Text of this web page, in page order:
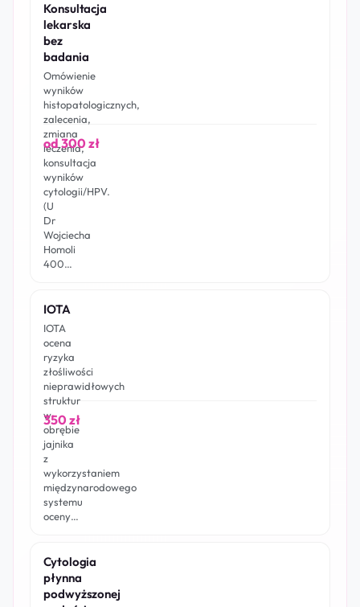
Konsultacja
lekarska
bez
badania
Omówienie
wyników
histopatologicznych,
zalecenia,
zmiana
leczenia,
konsultacja
wyników
cytologii/HPV.
(U
Dr
Wojciecha
Homoli
400…
od 300 zł
IOTA
IOTA
ocena
ryzyka
złośliwości
nieprawidłowych
struktur
w
obrębie
jajnika
z
wykorzystaniem
międzynarodowego
systemu
oceny…
350 zł
Cytologia
płynna
podwyższonej